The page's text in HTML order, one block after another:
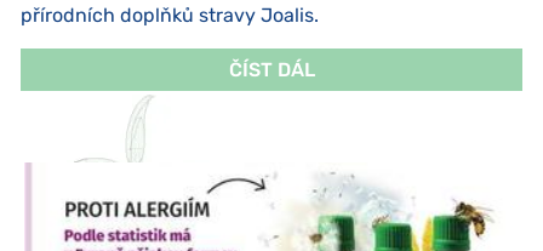
přírodních doplňků stravy Joalis.
ČÍST DÁL